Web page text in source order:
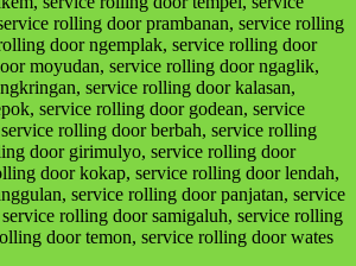
rolling door prambanan, service rolling
door ngemplak, service rolling door
moyudan, service rolling door ngaglik,
service rolling door kalasan,
service rolling door godean, service
rolling door berbah, service rolling
door girimulyo, service rolling door
door kokap, service rolling door lendah,
service rolling door panjatan, service
rolling door samigaluh, service rolling
door temon, service rolling door wates